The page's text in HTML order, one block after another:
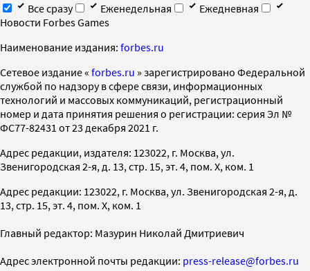
Все сразу
Еженедельная
Ежедневная
Новости Forbes Games
Наименование издания: forbes.ru
Cетевое издание « forbes.ru » зарегистрировано Федеральной
службой по надзору в сфере связи, информационных
технологий и массовых коммуникаций, регистрационный
номер и дата принятия решения о регистрации: серия Эл №
ФС77-82431 от 23 декабря 2021 г.
Адрес редакции, издателя: 123022, г. Москва, ул.
Звенигородская 2-я, д. 13, стр. 15, эт. 4, пом. X, ком. 1
Адрес редакции: 123022, г. Москва, ул. Звенигородская 2-я, д.
13, стр. 15, эт. 4, пом. X, ком. 1
Главный редактор: Мазурин Николай Дмитриевич
Адрес электронной почты редакции: press-release@forbes.ru